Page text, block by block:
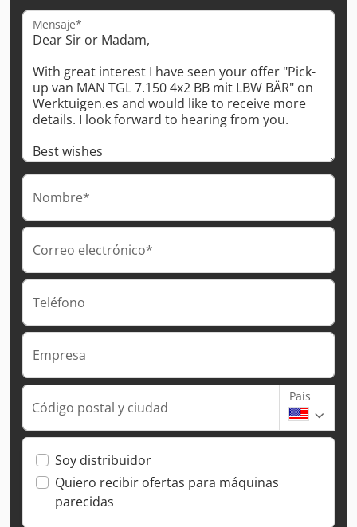
Mensaje*
Nombre*
Correo electrónico*
Teléfono
Empresa
Código postal y ciudad
País
Soy distribuidor
Quiero recibir ofertas para máquinas
parecidas